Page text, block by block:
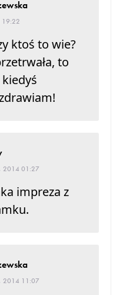
19:22
ktoś to wie?
to
2014 01:27
impreza z
2014 11:07